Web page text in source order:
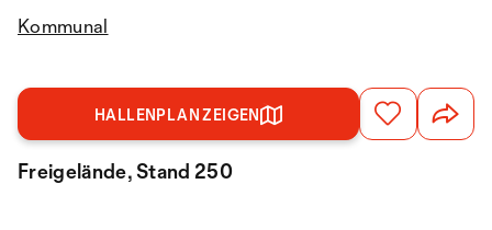
Kommunal
HALLENPLAN ZEIGEN
Freigelände, Stand 250